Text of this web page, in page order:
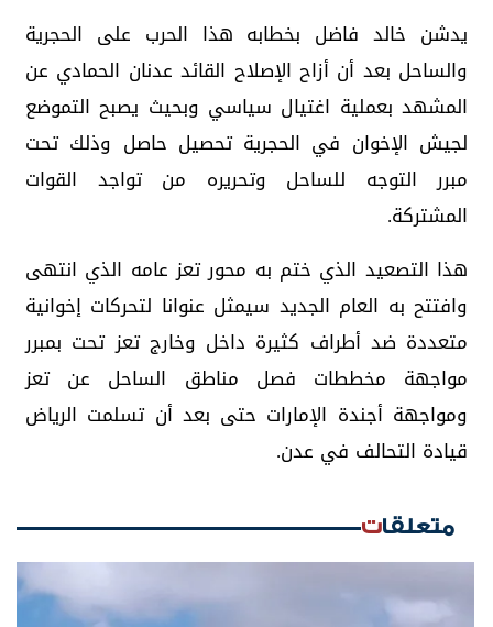
يدشن خالد فاضل بخطابه هذا الحرب على الحجرية
والساحل بعد أن أزاح الإصلاح القائد عدنان الحمادي عن
المشهد بعملية اغتيال سياسي وبحيث يصبح التموضع
لجيش الإخوان في الحجرية تحصيل حاصل وذلك تحت
مبرر التوجه للساحل وتحريره من تواجد القوات
المشتركة.
هذا التصعيد الذي ختم به محور تعز عامه الذي انتهى
وافتتح به العام الجديد سيمثل عنوانا لتحركات إخوانية
متعددة ضد أطراف كثيرة داخل وخارج تعز تحت بمبرر
مواجهة مخططات فصل مناطق الساحل عن تعز
ومواجهة أجندة الإمارات حتى بعد أن تسلمت الرياض
قيادة التحالف في عدن.
متعلقات